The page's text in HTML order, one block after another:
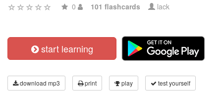
0 101 flashcards lack
start learning
download mp3 print play test yourself